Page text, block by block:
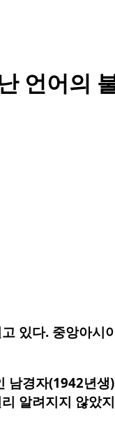
언어의
있다. 중앙아시
남경자(1942년생
알려지지 않았